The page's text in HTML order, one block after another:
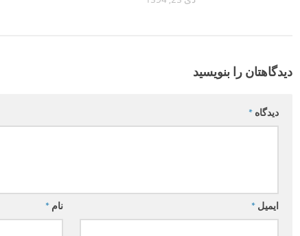
دیدگاهتان را بنویسید
دیدگاه *
نام* ایمیل *